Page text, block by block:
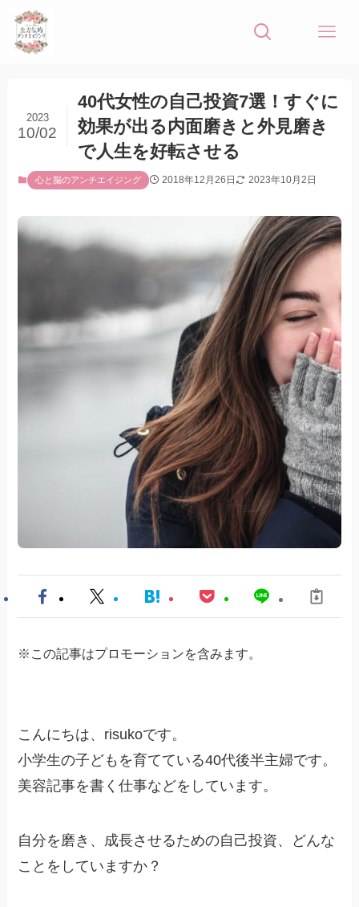
40代女性の自己投資7選！すぐに
効果が出る内面磨きと外見磨き
で人生を好転させる
2023
10/02
心と脳のアンチエイジング 2018年12月26日 2023年10月2日
※この記事はプロモーションを含みます。
こんにちは、risukoです。
小学生の子どもを育てている40代後半主婦です。
美容記事を書く仕事などをしています。
自分を磨き、成長させるための自己投資、どんな
ことをしていますか？